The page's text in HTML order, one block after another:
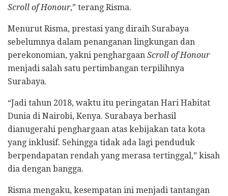
Scroll of Honour,” terang Risma.
Menurut Risma, prestasi yang diraih Surabaya
sebelumnya dalam penanganan lingkungan dan
perekonomian, yakni penghargaan Scroll of Honour
menjadi salah satu pertimbangan terpilihnya
Surabaya.
“Jadi tahun 2018, waktu itu peringatan Hari Habitat
Dunia di Nairobi, Kenya. Surabaya berhasil
dianugerahi penghargaan atas kebijakan tata kota
yang inklusif. Sehingga tidak ada lagi penduduk
berpendapatan rendah yang merasa tertinggal,” kisah
dia dengan bangga.
Risma mengaku, kesempatan ini menjadi tantangan